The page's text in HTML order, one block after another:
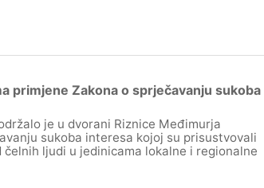
primjene Zakona o sprječavanju sukoba
je u dvorani Riznice Međimurja
sukoba interesa kojoj su prisustvovali
ljudi u jedinicama lokalne i regionalne